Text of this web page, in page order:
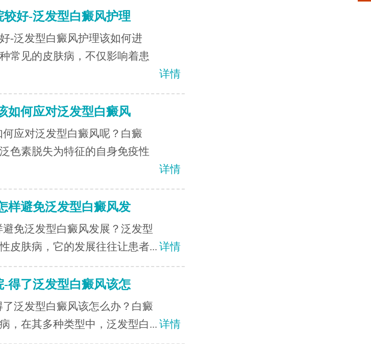
好-泛发型白癜风护理
-泛发型白癜风护理该如何进
常见的皮肤病，不仅影响着患
详情
如何应对泛发型白癜风
应对泛发型白癜风呢？白癜
色素脱失为特征的自身免疫性
详情
样避免泛发型白癜风发
免泛发型白癜风发展？泛发型
皮肤病，它的发展往往让患者... 详情
得了泛发型白癜风该怎
泛发型白癜风该怎么办？白癜
，在其多种类型中，泛发型白... 详情